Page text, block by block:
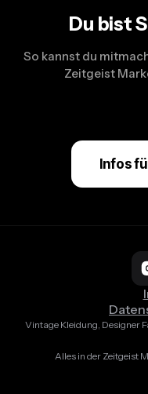
Du bist
So kannst du
Zeitgeist
Infos
Vintage Kleidung, Designer
Alles in der Zeitgeist